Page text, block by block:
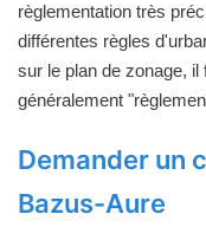
règlementation très
différentes règles
sur le plan de zonage, il
généralement
Demander un
Bazus-Aure